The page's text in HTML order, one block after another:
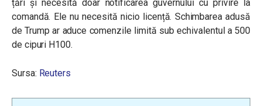
țări și necesită doar notificarea guvernului cu privire la
comandă. Ele nu necesită nicio licență. Schimbarea adusă
de Trump ar aduce comenzile limită sub echivalentul a 500
de cipuri H100.
Sursa: Reuters